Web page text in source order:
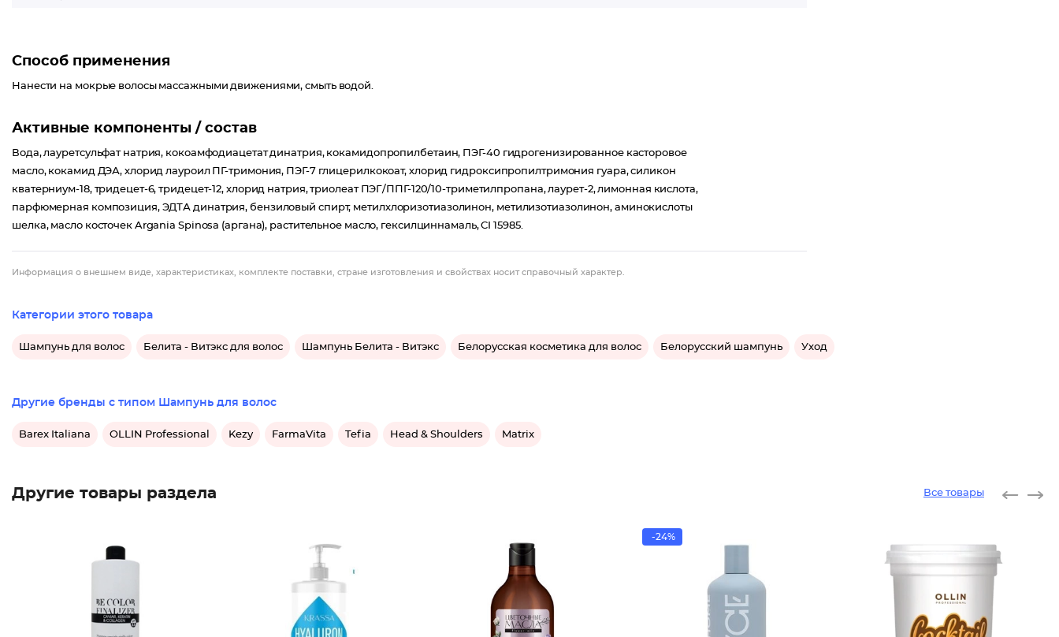
Способ применения
Нанести на мокрые волосы массажными движениями, смыть водой.
Активные компоненты / состав
Вода, лауретсульфат натрия, кокоамфодиацетат динатрия, кокамидопропилбетаин, ПЭГ-40 гидрогенизированное касторовое
масло, кокамид ДЭА, хлорид лауроил ПГ-тримония, ПЭГ-7 глицерилкокоат, хлорид гидроксипропилтримония гуара, силикон
кватерниум-18, тридецет-6, тридецет-12, хлорид натрия, триолеат ПЭГ/ППГ-120/10-триметилпропана, лаурет-2, лимонная кислота,
парфюмерная композиция, ЭДТА динатрия, бензиловый спирт, метилхлоризотиазолинон, метилизотиазолинон, аминокислоты
шелка, масло косточек Argania Spinosa (аргана), растительное масло, гексилциннамаль, CI 15985.
Информация о внешнем виде, характеристиках, комплекте поставки, стране изготовления и свойствах носит справочный характер.
Категории этого товара
Шампунь для волос Белита - Витэкс для волос Шампунь Белита - Витэкс Белорусская косметика для волос Белорусский шампунь Уход
Другие бренды с типом Шампунь для волос
Barex Italiana OLLIN Professional Kezy FarmaVita Tefia Head & Shoulders Matrix
Другие товары раздела Все товары
-24%